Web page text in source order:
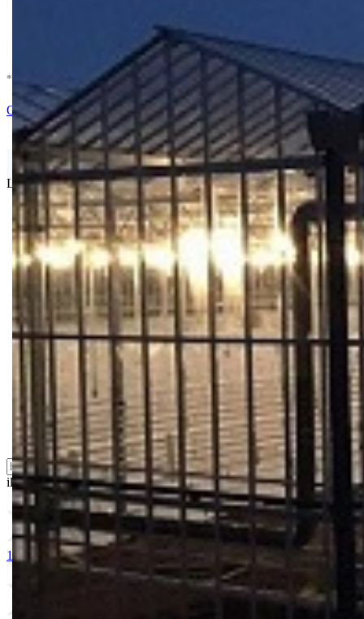
* U cenu je uracunat PDV * Nema Na Stanju !
Ocenite i napišite preporuku
Isporuka Info
Limit za porudžbinu je500.00 dinaraza isporuku na teritoriji Srbije.
Bio priča
Biostimulacija
Dezinfekcija
Feromoni i klopke
Folije i agrotekstili
Oprema i instrumenti
Semena povrća
Sredstva za ishranu biljaka
Sredstva za zaštitu biljaka
Supstrati
Zaštita ... u 10 litara
ili probajte naprednu: pretragu
1. CRVENO ZLATO 25g 2. FORTESSE 3. ARIADNI 500s 4.